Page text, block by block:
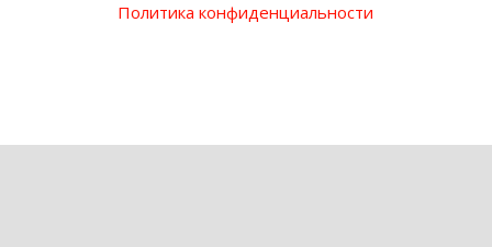
Политика конфиденциальности